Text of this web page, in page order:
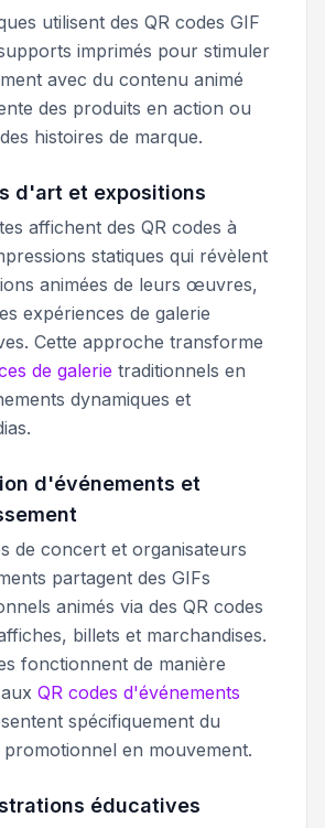
utilisent des QR codes GIF
imprimés pour stimuler
avec du contenu animé
des produits en action ou
histoires de marque.
d'art et expositions
affichent des QR codes à
statiques qui révèlent
animées de leurs œuvres,
expériences de galerie
Cette approche transforme
de galerie traditionnels en
dynamiques et
d'événements et
de concert et organisateurs
partagent des GIFs
animés via des QR codes
billets et marchandises.
fonctionnent de manière
QR codes d'événements
spécifiquement du
en mouvement.
éducatives